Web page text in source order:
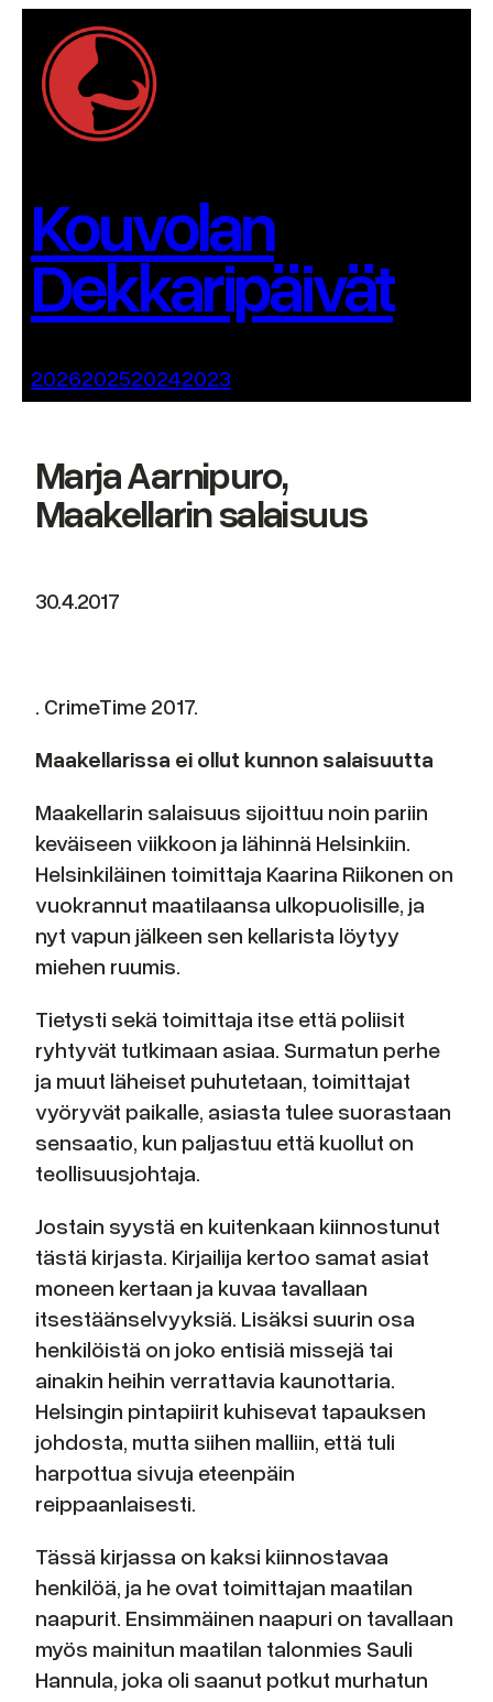
sisältöön
Kouvolan
Dekkaripäivät
2026202520242023
Marja Aarnipuro,
Maakellarin salaisuus
30.4.2017
. CrimeTime 2017.
Maakellarissa ei ollut kunnon salaisuutta
Maakellarin salaisuus sijoittuu noin pariin
keväiseen viikkoon ja lähinnä Helsinkiin.
Helsinkiläinen toimittaja Kaarina Riikonen on
vuokrannut maatilaansa ulkopuolisille, ja
nyt vapun jälkeen sen kellarista löytyy
miehen ruumis.
Tietysti sekä toimittaja itse että poliisit
ryhtyvät tutkimaan asiaa. Surmatun perhe
ja muut läheiset puhutetaan, toimittajat
vyöryvät paikalle, asiasta tulee suorastaan
sensaatio, kun paljastuu että kuollut on
teollisuusjohtaja.
Jostain syystä en kuitenkaan kiinnostunut
tästä kirjasta. Kirjailija kertoo samat asiat
moneen kertaan ja kuvaa tavallaan
itsestäänselvyyksiä. Lisäksi suurin osa
henkilöistä on joko entisiä missejä tai
ainakin heihin verrattavia kaunottaria.
Helsingin pintapiirit kuhisevat tapauksen
johdosta, mutta siihen malliin, että tuli
harpottua sivuja eteenpäin
reippaanlaisesti.
Tässä kirjassa on kaksi kiinnostavaa
henkilöä, ja he ovat toimittajan maatilan
naapurit. Ensimmäinen naapuri on tavallaan
myös mainitun maatilan talonmies Sauli
Hannula, joka oli saanut potkut murhatun